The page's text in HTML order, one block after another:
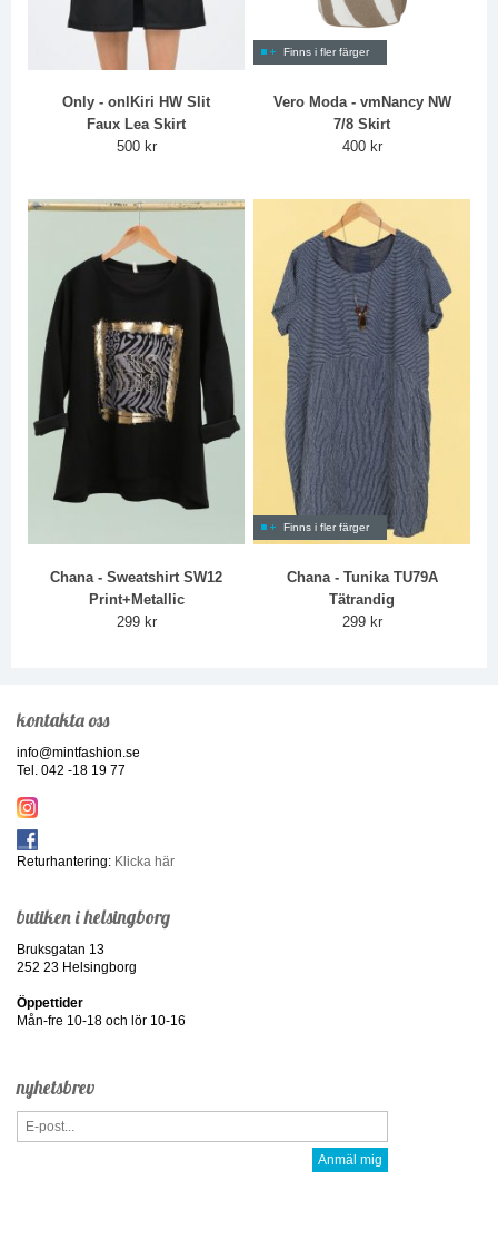
Only - onlKiri HW Slit
Faux Lea Skirt
500 kr
Finns i fler färger
Vero Moda - vmNancy NW
7/8 Skirt
400 kr
Chana - Sweatshirt SW12
Print+Metallic
299 kr
Finns i fler färger
Chana - Tunika TU79A
Tätrandig
299 kr
kontakta oss
info@mintfashion.se
Tel. 042 -18 19 77
Returhantering: Klicka här
butiken i helsingborg
Bruksgatan 13
252 23 Helsingborg
Öppettider
Mån-fre 10-18 och lör 10-16
nyhetsbrev
Anmäl mig